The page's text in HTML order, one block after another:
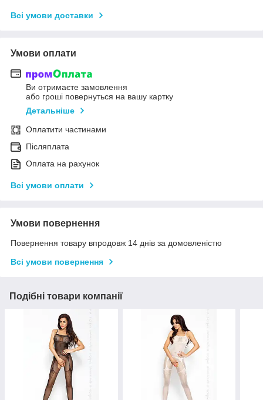
Всі умови доставки
Умови оплати
Ви отримаєте замовлення
або гроші повернуться на вашу картку
Детальніше
Оплатити частинами
Післяплата
Оплата на рахунок
Всі умови оплати
Умови повернення
Повернення товару впродовж 14 днів за домовленістю
Всі умови повернення
Подібні товари компанії